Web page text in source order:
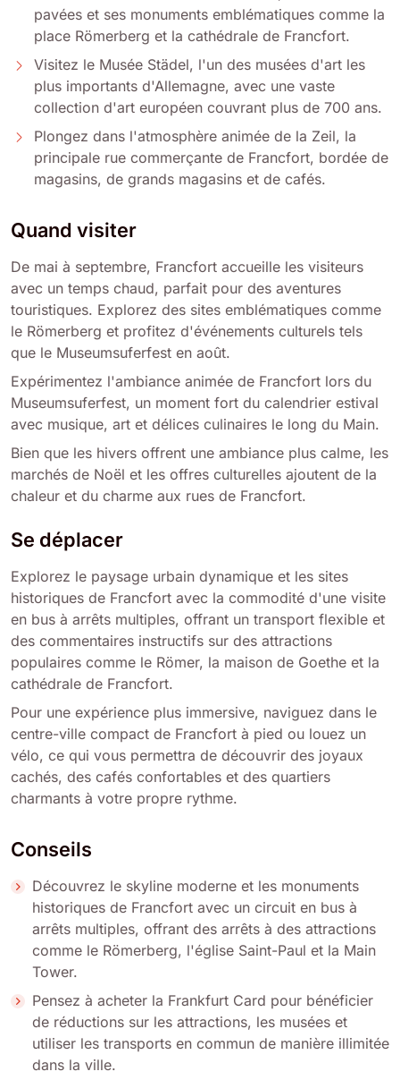
pavées et ses monuments emblématiques comme la
place Römerberg et la cathédrale de Francfort.
Visitez le Musée Städel, l'un des musées d'art les
plus importants d'Allemagne, avec une vaste
collection d'art européen couvrant plus de 700 ans.
Plongez dans l'atmosphère animée de la Zeil, la
principale rue commerçante de Francfort, bordée de
magasins, de grands magasins et de cafés.
Quand visiter
De mai à septembre, Francfort accueille les visiteurs
avec un temps chaud, parfait pour des aventures
touristiques. Explorez des sites emblématiques comme
le Römerberg et profitez d'événements culturels tels
que le Museumsuferfest en août.
Expérimentez l'ambiance animée de Francfort lors du
Museumsuferfest, un moment fort du calendrier estival
avec musique, art et délices culinaires le long du Main.
Bien que les hivers offrent une ambiance plus calme, les
marchés de Noël et les offres culturelles ajoutent de la
chaleur et du charme aux rues de Francfort.
Se déplacer
Explorez le paysage urbain dynamique et les sites
historiques de Francfort avec la commodité d'une visite
en bus à arrêts multiples, offrant un transport flexible et
des commentaires instructifs sur des attractions
populaires comme le Römer, la maison de Goethe et la
cathédrale de Francfort.
Pour une expérience plus immersive, naviguez dans le
centre-ville compact de Francfort à pied ou louez un
vélo, ce qui vous permettra de découvrir des joyaux
cachés, des cafés confortables et des quartiers
charmants à votre propre rythme.
Conseils
Découvrez le skyline moderne et les monuments
historiques de Francfort avec un circuit en bus à
arrêts multiples, offrant des arrêts à des attractions
comme le Römerberg, l'église Saint-Paul et la Main
Tower.
Pensez à acheter la Frankfurt Card pour bénéficier
de réductions sur les attractions, les musées et
utiliser les transports en commun de manière illimitée
dans la ville.